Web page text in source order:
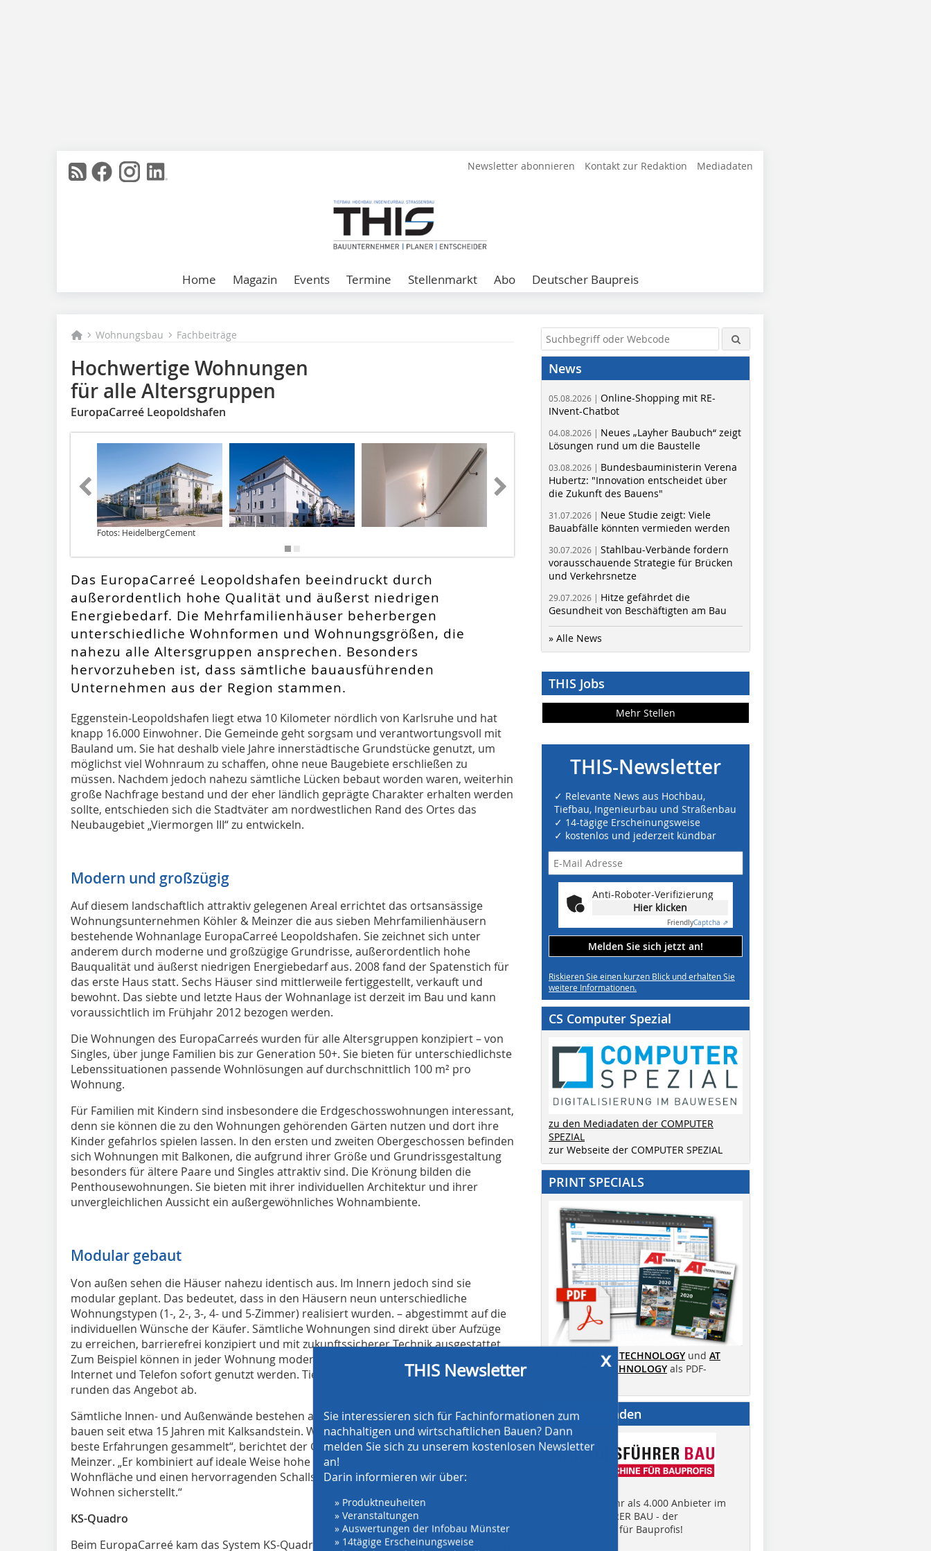
Newsletter abonnieren Kontakt zur Redaktion Mediadaten
Home Magazin Events Termine Stellenmarkt Abo Deutscher Baupreis
Wohnungsbau Fachbeiträge
Hochwertige Wohnungen
für alle Altersgruppen
EuropaCarreé Leopoldshafen
Fotos: HeidelbergCement
Das EuropaCarreé Leopoldshafen beeindruckt durch
außerordentlich hohe Qualität und äußerst niedrigen
Energiebedarf. Die Mehrfamilienhäuser beherbergen
unterschiedliche Wohnformen und Wohnungsgrößen, die
nahezu alle Altersgruppen ansprechen. Besonders
hervorzuheben ist, dass sämtliche bauausführenden
Unternehmen aus der Region stammen.
Eggenstein-Leopoldshafen liegt etwa 10 Kilometer nördlich von Karlsruhe und hat
knapp 16.000 Einwohner. Die Gemeinde geht sorgsam und verantwortungsvoll mit
Bauland um. Sie hat deshalb viele Jahre innerstädtische Grundstücke genutzt, um
möglichst viel Wohnraum zu schaffen, ohne neue Baugebiete erschließen zu
müssen. Nachdem jedoch nahezu sämtliche Lücken bebaut worden waren, weiterhin
große Nachfrage bestand und der eher ländlich geprägte Charakter erhalten werden
sollte, entschieden sich die Stadtväter am nordwestlichen Rand des Ortes das
Neubaugebiet „Viermorgen III“ zu entwickeln.
Modern und großzügig
Auf diesem landschaftlich attraktiv gelegenen Areal errichtet das ortsansässige
Wohnungsunternehmen Köhler & Meinzer die aus sieben Mehrfamilienhäusern
bestehende Wohnanlage EuropaCarreé Leopoldshafen. Sie zeichnet sich unter
anderem durch moderne und großzügige Grundrisse, außerordentlich hohe
Bauqualität und äußerst niedrigen Energiebedarf aus. 2008 fand der Spatenstich für
das erste Haus statt. Sechs Häuser sind mittlerweile fertiggestellt, verkauft und
bewohnt. Das siebte und letzte Haus der Wohnanlage ist derzeit im Bau und kann
voraussichtlich im Frühjahr 2012 bezogen werden.
Die Wohnungen des EuropaCarreés wurden für alle Altersgruppen konzipiert – von
Singles, über junge Familien bis zur Generation 50+. Sie bieten für unterschiedlichste
Lebenssituationen passende Wohnlösungen auf durchschnittlich 100 m² pro
Wohnung.
Für Familien mit Kindern sind insbesondere die Erdgeschosswohnungen interessant,
denn sie können die zu den Wohnungen gehörenden Gärten nutzen und dort ihre
Kinder gefahrlos spielen lassen. In den ersten und zweiten Obergeschossen befinden
sich Wohnungen mit Balkonen, die aufgrund ihrer Größe und Grundrissgestaltung
besonders für ältere Paare und Singles attraktiv sind. Die Krönung bilden die
Penthousewohnungen. Sie bieten mit ihrer individuellen Architektur und ihrer
unvergleichlichen Aussicht ein außergewöhnliches Wohnambiente.
Modular gebaut
Von außen sehen die Häuser nahezu identisch aus. Im Innern jedoch sind sie
modular geplant. Das bedeutet, dass in den Häusern neun unterschiedliche
Wohnungstypen (1-, 2-, 3-, 4- und 5-Zimmer) realisiert wurden. – abgestimmt auf die
individuellen Wünsche der Käufer. Sämtliche Wohnungen sind direkt über Aufzüge
zu erreichen, barrierefrei konzipiert und mit zukunftssicherer Technik ausgestattet.
Zum Beispiel können in jeder Wohnung modernste Kommunikationsmedien wie
Internet und Telefon sofort genutzt werden. Tiefgaragen und Nebenräume im Keller
runden das Angebot ab.
Sämtliche Innen- und Außenwände bestehen aus massiven Kalksandsteinen. „Wir
bauen seit etwa 15 Jahren mit Kalksandstein. Wir haben mit diesem Wandbaustoff
beste Erfahrungen gesammelt“, berichtet der Geschäftsführende Gesellschafter Uli
Meinzer. „Er kombiniert auf ideale Weise hohe Qualität, schlanke Wände für mehr
Wohnfläche und einen hervorragenden Schallschutz, der Ruhe und entspanntes
Wohnen sicherstellt.“
KS-Quadro
Beim EuropaCarreé kam das System KS-Quadro von Heidelberger Kalksandstein zum
x
THIS Newsletter
Sie interessieren sich für Fachinformationen zum
nachhaltigen und wirtschaftlichen Bauen? Dann
melden Sie sich zu unserem kostenlosen Newsletter
an!
Darin informieren wir über:
» Produktneuheiten
» Veranstaltungen
» Auswertungen der Infobau Münster
» 14tägige Erscheinungsweise
News
05.08.2026 | Online-Shopping mit RE-
INvent-Chatbot
04.08.2026 | Neues „Layher Baubuch“ zeigt
Lösungen rund um die Baustelle
03.08.2026 | Bundesbauministerin Verena
Hubertz: "Innovation entscheidet über
die Zukunft des Bauens"
31.07.2026 | Neue Studie zeigt: Viele
Bauabfälle könnten vermieden werden
30.07.2026 | Stahlbau-Verbände fordern
vorausschauende Strategie für Brücken
und Verkehrsnetze
29.07.2026 | Hitze gefährdet die
Gesundheit von Beschäftigten am Bau
» Alle News
THIS Jobs
Mehr Stellen
THIS-Newsletter
✓ Relevante News aus Hochbau,
Tiefbau, Ingenieurbau und Straßenbau
✓ 14-tägige Erscheinungsweise
✓ kostenlos und jederzeit kündbar
Anti-Roboter-Verifizierung
Hier klicken
FriendlyCaptcha ⇗
Melden Sie sich jetzt an!
Riskieren Sie einen kurzen Blick und erhalten Sie
weitere Informationen.
CS Computer Spezial
zu den Mediadaten der COMPUTER
SPEZIAL
zur Webseite der COMPUTER SPEZIAL
PRINT SPECIALS
AT SCREENING TECHNOLOGY und AT
CRUSHING TECHNOLOGY als PDF-
Anbieter finden
Finden Sie mehr als 4.000 Anbieter im
EINKAUFSFÜHRER BAU - der
Suchmaschine für Bauprofis!